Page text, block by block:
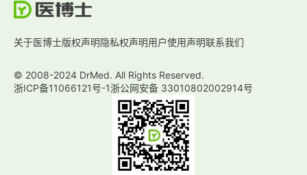
关于医博士版权声明隐私权声明用户使用声明联系我们
© 2008-2024 DrMed. All Rights Reserved.
浙ICP备11066121号-1浙公网安备 33010802002914号